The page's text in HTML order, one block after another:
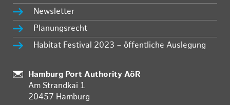
Newsletter
Planungsrecht
Habitat Festival 2023 – öffentliche Auslegung
Standort:
Hamburg Port Authority AöR
Am Strandkai 1
20457 Hamburg